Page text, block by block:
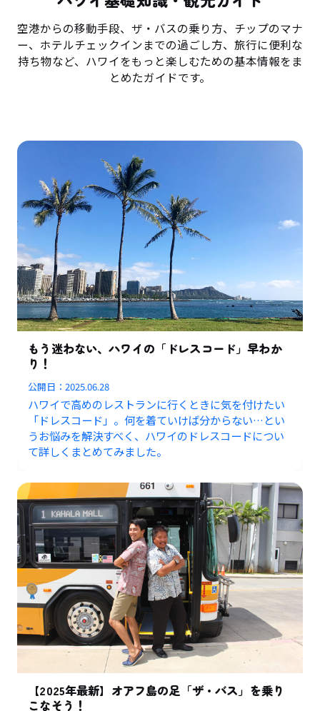
空港からの移動手段、ザ・バスの乗り方、チップのマナ
ー、ホテルチェックインまでの過ごし方、旅行に便利な
持ち物など、ハワイをもっと楽しむための基本情報をま
とめたガイドです。
もう迷わない、ハワイの「ドレスコード」早わか
り！
公開日：2025.06.28
ハワイで高めのレストランに行くときに気を付けたい
「ドレスコード」。何を着ていけば分からない…とい
うお悩みを解決すべく、ハワイのドレスコードについ
て詳しくまとめてみました。
【2025年最新】オアフ島の足「ザ・バス」を乗り
こなそう！